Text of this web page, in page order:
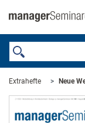
Extrahefte Neue